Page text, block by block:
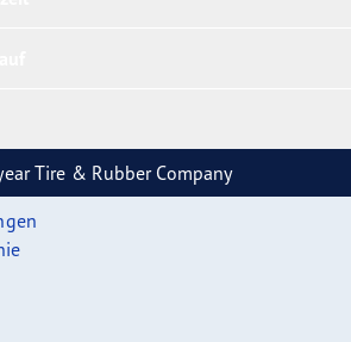
Tire & Rubber Company